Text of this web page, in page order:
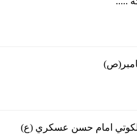
ملكوتي امام حسن عسكري (ع)